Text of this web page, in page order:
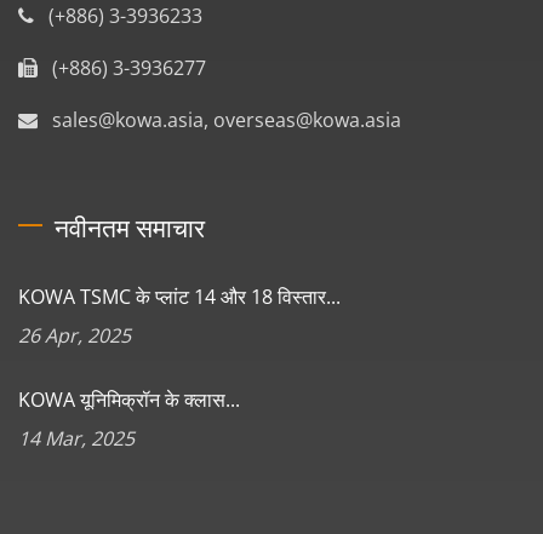
(+886) 3-3936233
(+886) 3-3936277
sales@kowa.asia, overseas@kowa.asia
नवीनतम समाचार
KOWA TSMC के प्लांट 14 और 18 विस्तार...
26 Apr, 2025
KOWA यूनिमिक्रॉन के क्लास...
14 Mar, 2025